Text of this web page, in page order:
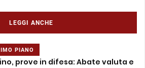
LEGGI ANCHE
PIANO
prove in difesa: Abate valuta e